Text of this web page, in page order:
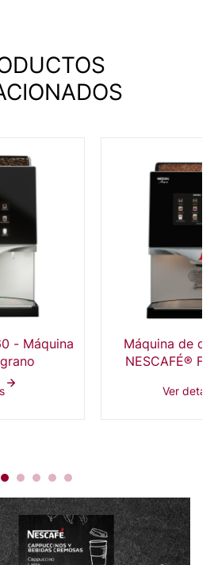
- Máquina
Máquina de
NESCAFÉ®
Ver